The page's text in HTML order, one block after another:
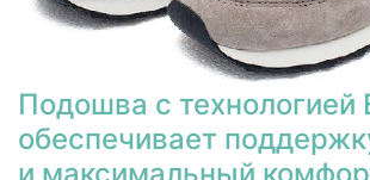
Подошва с технологией
обеспечивает